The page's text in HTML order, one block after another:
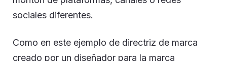
pero se complementan entre sí. Si no puedes
elegir cinco, al menos elige tres y